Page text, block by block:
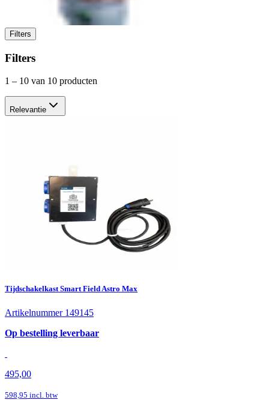
Filters
Filters
1 – 10 van 10 producten
Relevantie
Tijdschakelkast Smart Field Astro Max
Artikelnummer 149145
Op bestelling leverbaar
495,00
598,95 incl. btw